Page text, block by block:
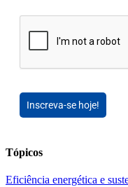
Inscreva-se hoje!
Tópicos
Eficiência energética e